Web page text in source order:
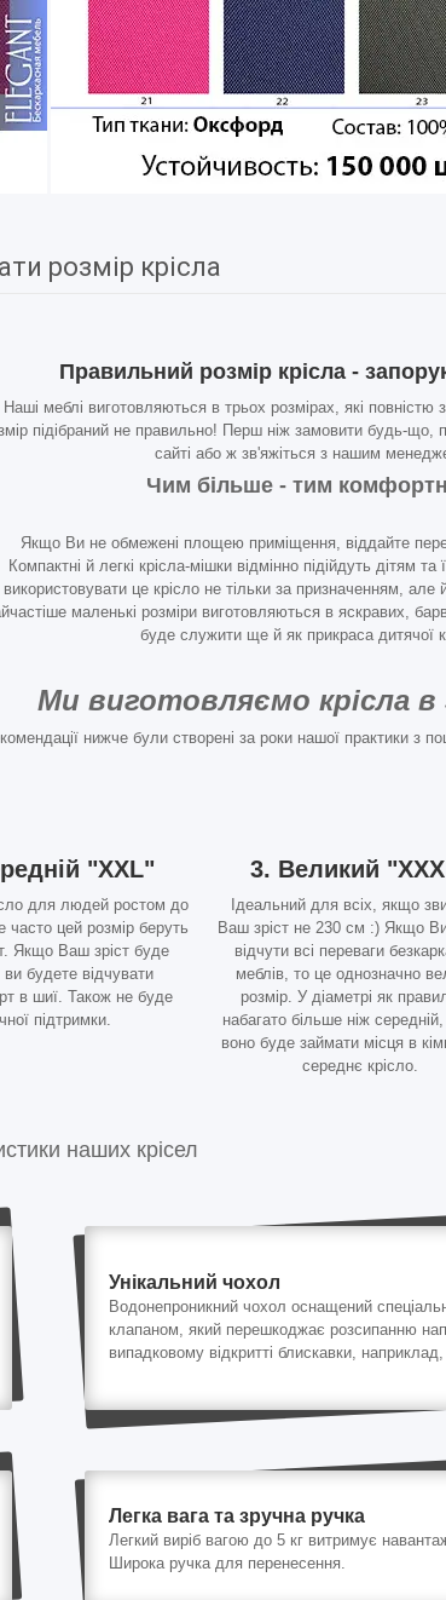
розмір крісла
Правильний розмір крісла -
меблі виготовляються в трьох розмірах, які
підібраний не правильно! Перш ніж замовити будь-що,
сайті або ж зв'яжіться з нашим
Чим більше - тим
Якщо Ви не обмежені площею приміщення, віддайте
Компактні й легкі крісла-мішки відмінно підійдуть дітям
використовувати це крісло не тільки за призначенням, але
маленькі розміри виготовляються в яскравих,
буде служити ще й як прикраса дитячої
Ми виготовляємо крісла в
нижче були створені за роки нашої практики з
"XXL"
для людей ростом до
цей розмір беруть
Якщо Ваш зріст буде
будете відчувати
в шиї. Також не буде
підтримки.
3. Великий
Ідеальний для всіх, якщо
Ваш зріст не 230 см :) Якщо
відчути всі переваги
меблів, то це однозначно
розмір. У діаметрі як
набагато більше ніж
воно буде займати місця в
середнє крісло.
наших крісел
Унікальний чохол
Водонепроникний чохол оснащений
клапаном, який перешкоджає розсипанню
випадковому відкритті блискавки,
Легка вага та зручна ручка
Легкий виріб вагою до 5 кг витримує
Широка ручка для перенесення.